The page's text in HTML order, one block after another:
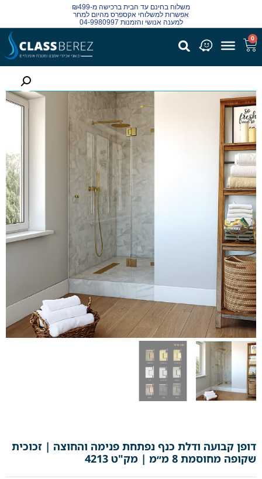
משלוח בחינם עד הבית ברכישה מ-₪499
אפשרות למשלוחי אקספרס מהיום למחר
למענה אנושי והזמנות 04-9980997
0
דופן קבועה ודלת כנף נפתחת פנימה והחוצה | זכוכית
שקופה מחוסמת 8 מ״מ | מק"ט 4213